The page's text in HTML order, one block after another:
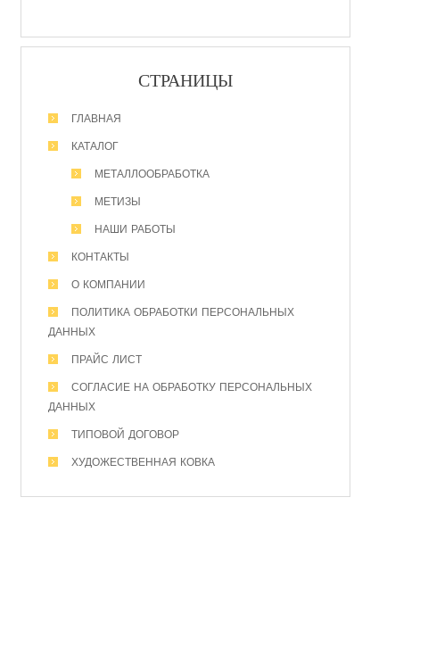
СТРАНИЦЫ
ГЛАВНАЯ
КАТАЛОГ
МЕТАЛЛООБРАБОТКА
МЕТИЗЫ
НАШИ РАБОТЫ
КОНТАКТЫ
О КОМПАНИИ
ПОЛИТИКА ОБРАБОТКИ ПЕРСОНАЛЬНЫХ
ДАННЫХ
ПРАЙС ЛИСТ
СОГЛАСИЕ НА ОБРАБОТКУ ПЕРСОНАЛЬНЫХ
ДАННЫХ
ТИПОВОЙ ДОГОВОР
ХУДОЖЕСТВЕННАЯ КОВКА